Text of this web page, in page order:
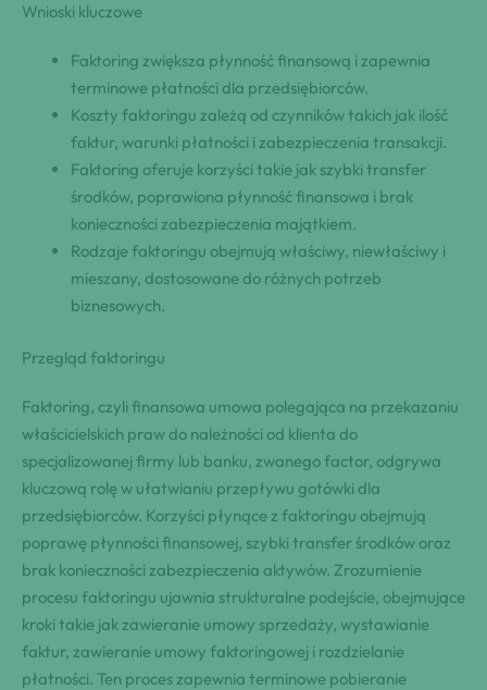
Wnioski kluczowe
Faktoring zwiększa płynność finansową i zapewnia
terminowe płatności dla przedsiębiorców.
Koszty faktoringu zależą od czynników takich jak ilość
faktur, warunki płatności i zabezpieczenia transakcji.
Faktoring oferuje korzyści takie jak szybki transfer
środków, poprawiona płynność finansowa i brak
konieczności zabezpieczenia majątkiem.
Rodzaje faktoringu obejmują właściwy, niewłaściwy i
mieszany, dostosowane do różnych potrzeb
biznesowych.
Przegląd faktoringu
Faktoring, czyli finansowa umowa polegająca na przekazaniu
właścicielskich praw do należności od klienta do
specjalizowanej firmy lub banku, zwanego factor, odgrywa
kluczową rolę w ułatwianiu przepływu gotówki dla
przedsiębiorców. Korzyści płynące z faktoringu obejmują
poprawę płynności finansowej, szybki transfer środków oraz
brak konieczności zabezpieczenia aktywów. Zrozumienie
procesu faktoringu ujawnia strukturalne podejście, obejmujące
kroki takie jak zawieranie umowy sprzedaży, wystawianie
faktur, zawieranie umowy faktoringowej i rozdzielanie
płatności. Ten proces zapewnia terminowe pobieranie